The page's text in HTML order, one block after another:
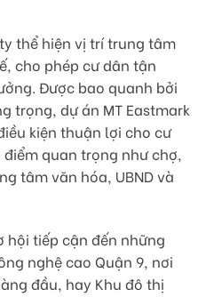
thể hiện vị trí trung tâm
cho phép cư dân tận
Được bao quanh bởi
trọng, dự án MT Eastmark
kiện thuận lợi cho cư
quan trọng như chợ,
tâm văn hóa, UBND và
hội tiếp cận đến những
nghệ cao Quận 9, nơi
đầu, hay Khu đô thị